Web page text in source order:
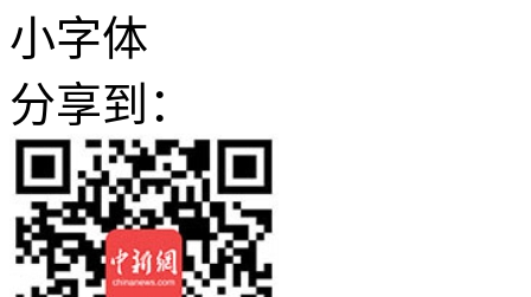
小字体
分享到：